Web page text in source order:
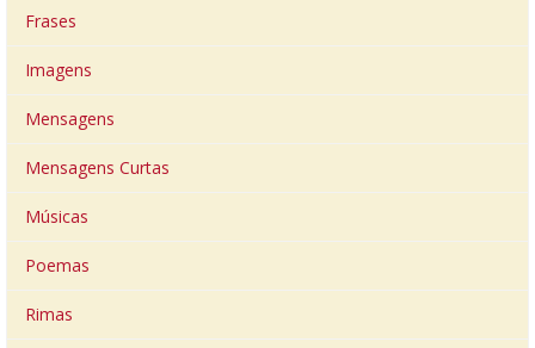
Frases
Imagens
Mensagens
Mensagens Curtas
Músicas
Poemas
Rimas